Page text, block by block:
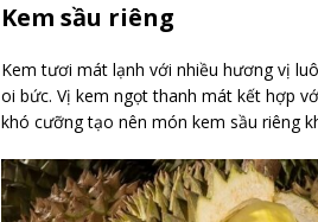
Kem sầu riêng
Kem tươi mát lạnh với nhiều hương vị
oi bức. Vị kem ngọt thanh mát kết hợp
khó cưỡng tạo nên món kem sầu riêng